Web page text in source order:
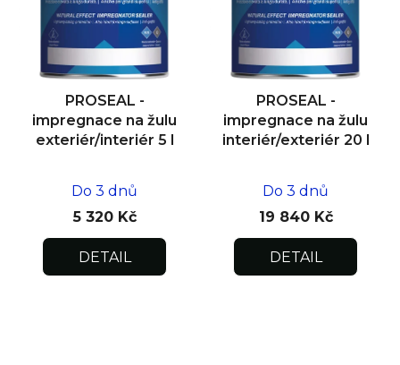
PROSEAL -
impregnace na žulu
exteriér/interiér 5 l
Do 3 dnů
5 320 Kč
DETAIL
PROSEAL -
impregnace na žulu
interiér/exteriér 20 l
Do 3 dnů
19 840 Kč
DETAIL